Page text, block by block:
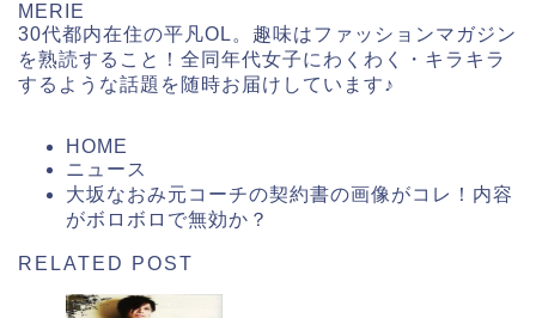
MERIE
30代都内在住の平凡OL。趣味はファッションマガジン
を熟読すること！全同年代女子にわくわく・キラキラ
するような話題を随時お届けしています♪
HOME
ニュース
大坂なおみ元コーチの契約書の画像がコレ！内容
がボロボロで無効か？
RELATED POST